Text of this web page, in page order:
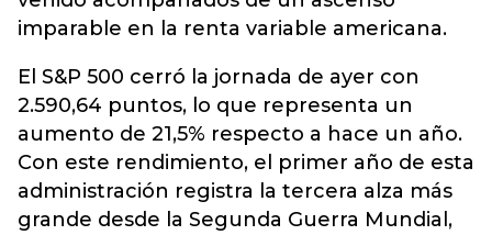
imparable en la renta variable americana.
El S&P 500 cerró la jornada de ayer con
2.590,64 puntos, lo que representa un
aumento de 21,5% respecto a hace un año.
Con este rendimiento, el primer año de esta
administración registra la tercera alza más
grande desde la Segunda Guerra Mundial,